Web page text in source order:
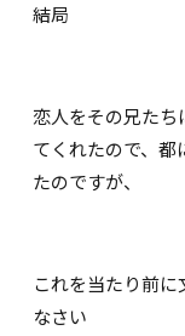
結局
恋人をその兄た
てくれたので、都
たのですが、
これを当たり前
なさい